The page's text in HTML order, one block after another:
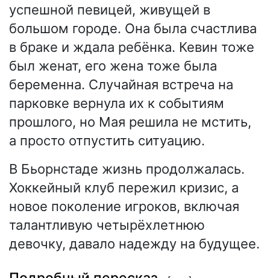
успешной певицей, живущей в
большом городе. Она была счастлива
в браке и ждала ребёнка. Кевин тоже
был женат, его жена тоже была
беременна. Случайная встреча на
парковке вернула их к событиям
прошлого, но Мая решила не мстить,
а просто отпустить ситуацию.
В Бьорнстаде жизнь продолжалась.
Хоккейный клуб пережил кризис, а
новое поколение игроков, включая
талантливую четырёхлетнюю
девочку, давало надежду на будущее.